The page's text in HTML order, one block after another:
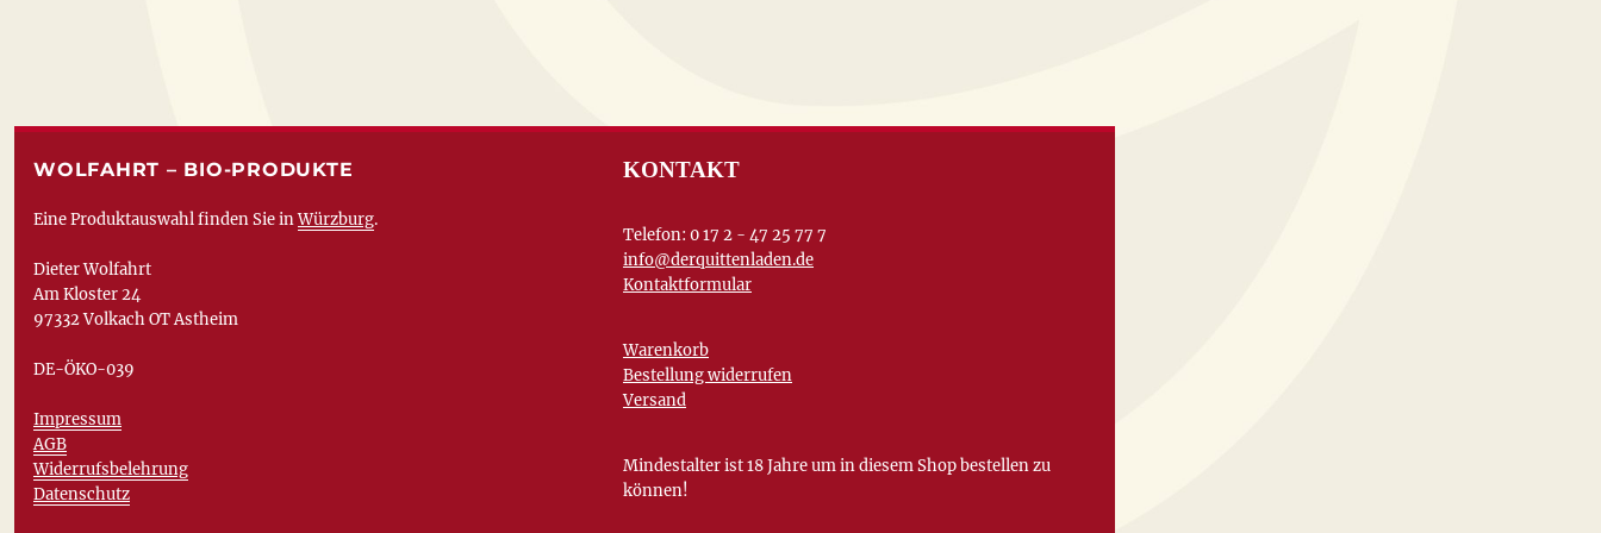
WOLFAHRT – BIO-PRODUKTE
Eine Produktauswahl finden Sie inWürzburg.
Dieter Wolfahrt
Am Kloster 24
97332 Volkach OT Astheim
DE-ÖKO-039
Impressum
AGB
Widerrufsbelehrung
Datenschutz
KONTAKT
Telefon: 0 17 2 - 47 25 77 7
info@derquittenladen.de
Kontaktformular
Warenkorb
Bestellung widerrufen
Versand
Mindestalter ist 18 Jahre um in diesem Shop bestellen zu
können!